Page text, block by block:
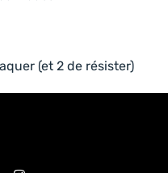
(et 2 de résister)